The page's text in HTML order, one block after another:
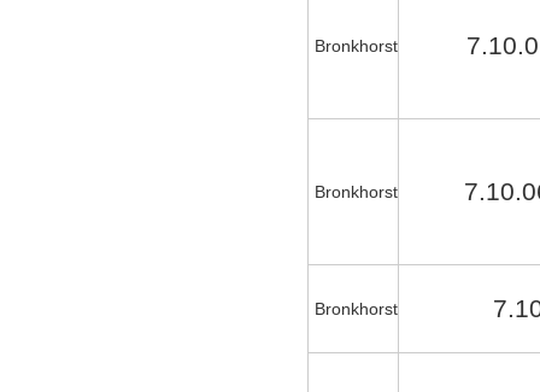
Bronkhorst
Bronkhorst
Bronkhorst